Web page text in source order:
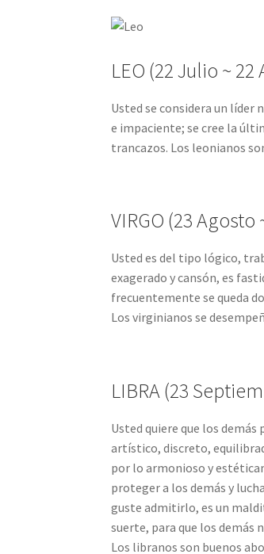
LEO (22 Julio ~ 22
Usted se considera un líder
e impaciente; se cree la
trancazos. Los leonianos
VIRGO (23
Usted es del tipo lógico,
exagerado y cansón, es
frecuentemente se queda
Los virginianos se
LIBRA (23
Usted quiere que los demás
artístico, discreto,
por lo armonioso y
proteger a los demás y
guste admitirlo, es un
suerte, para que los demás
Los libranos son buenos